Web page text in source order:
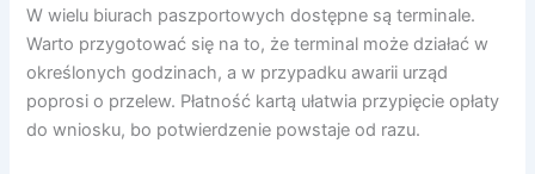
W wielu biurach paszportowych dostępne są terminale.
Warto przygotować się na to, że terminal może działać w
określonych godzinach, a w przypadku awarii urząd
poprosi o przelew. Płatność kartą ułatwia przypięcie opłaty
do wniosku, bo potwierdzenie powstaje od razu.